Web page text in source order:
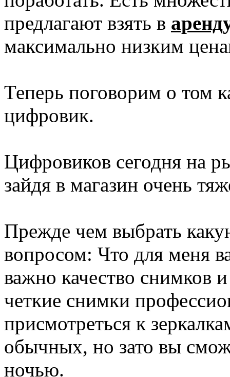
предлагают взять в
максимально низким
Теперь поговорим о том
цифровик.
Цифровиков сегодня на
зайдя в магазин очень
Прежде чем выбрать
вопросом: Что для меня
важно качество снимков
четкие снимки
присмотреться к
обычных, но зато вы
ночью.